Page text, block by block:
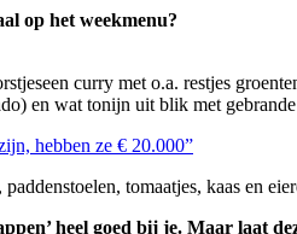
op het weekmenu?
curry met o.a. restjes
en wat tonijn uit blik met
hebben ze € 20.000”
tomaatjes, kaas en
heel goed bij je. Maar laat